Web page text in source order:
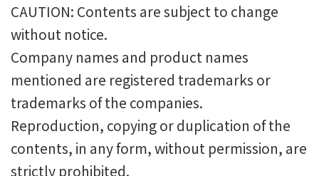
CAUTION: Contents are subject to change
without notice.
Company names and product names
mentioned are registered trademarks or
trademarks of the companies.
Reproduction, copying or duplication of the
contents, in any form, without permission, are
strictly prohibited.